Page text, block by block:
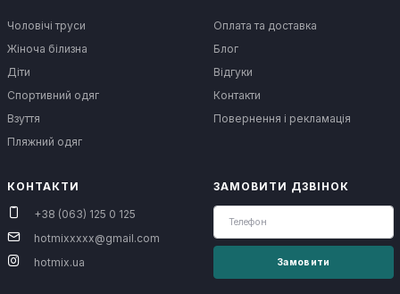
Чоловічі труси
Жіноча білизна
Діти
Спортивний одяг
Взуття
Пляжний одяг
Оплата та доставка
Блог
Відгуки
Контакти
Повернення і рекламація
КОНТАКТИ
+38 (063) 125 0 125
hotmixxxxx@gmail.com
hotmix.ua
ЗАМОВИТИ ДЗВІНОК
Замовити